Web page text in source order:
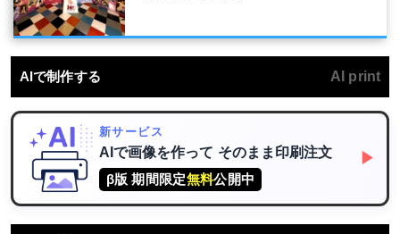
AIで制作する AI print
新サービス
AIで画像を作って そのまま印刷注文
β版 期間限定無料公開中
▶